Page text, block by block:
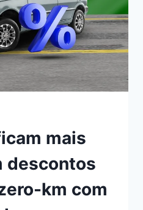
mais
descontos
km com